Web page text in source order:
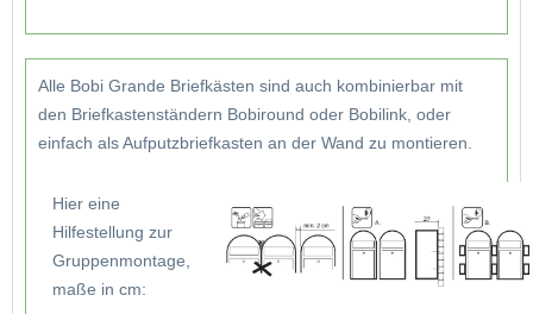
Alle Bobi Grande Briefkästen sind auch kombinierbar mit
den Briefkastenständern Bobiround oder Bobilink, oder
einfach als Aufputzbriefkasten an der Wand zu montieren.
Hier eine
Hilfestellung zur
Gruppenmontage,
maße in cm: